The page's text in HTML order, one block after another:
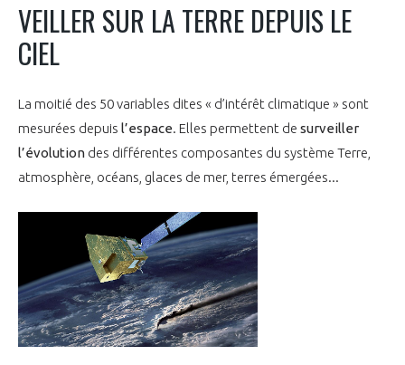
NOTRE HISTOIRE
LE CONSEIL DU GIFAS
L’ÉQUIPE DU GIFAS
NOS RÉSEAUX À L'INTERNATIONAL
FONCTIONNEMENT
GEADS
COMITÉ AERO PME
STARTAIR
COMMISSIONS ET COMITÉS
LES PROGRAMMES DU GIFAS
UN ÉCOSYSTÈME INTÉGRÉ ET COHÉRENT
POURQUOI DEVENIR MEMBRE ?
LA MÉDIATION
LA MÉDIATION DANS LA FILIÈRE AÉRONAUTIQUE ET SPATIALE
LE MÉDIATEUR DE LA FILIÈRE AÉRONAUTIQUE ET SPATIALE
MÉDIATION ET CHARTE D’ENGAGEMENT SUR LES RELATIONS ENTRE
CLIENTS ET FOURNISSEURS
L'OBSERVATOIRE
CHIFFRES CLÉS
VEILLER SUR LA TERRE DEPUIS LE
CIEL
La moitié des 50 variables dites « d’intérêt climatique » sont
mesurées depuis l’espace. Elles permettent de surveiller
l’évolution des différentes composantes du système Terre,
atmosphère, océans, glaces de mer, terres émergées...
Découvrez les avantages d'adhérer au GIFAS.
Rencontres, salons, données sectorielles,
programmes ...
DEMANDE D’ADHÉSION